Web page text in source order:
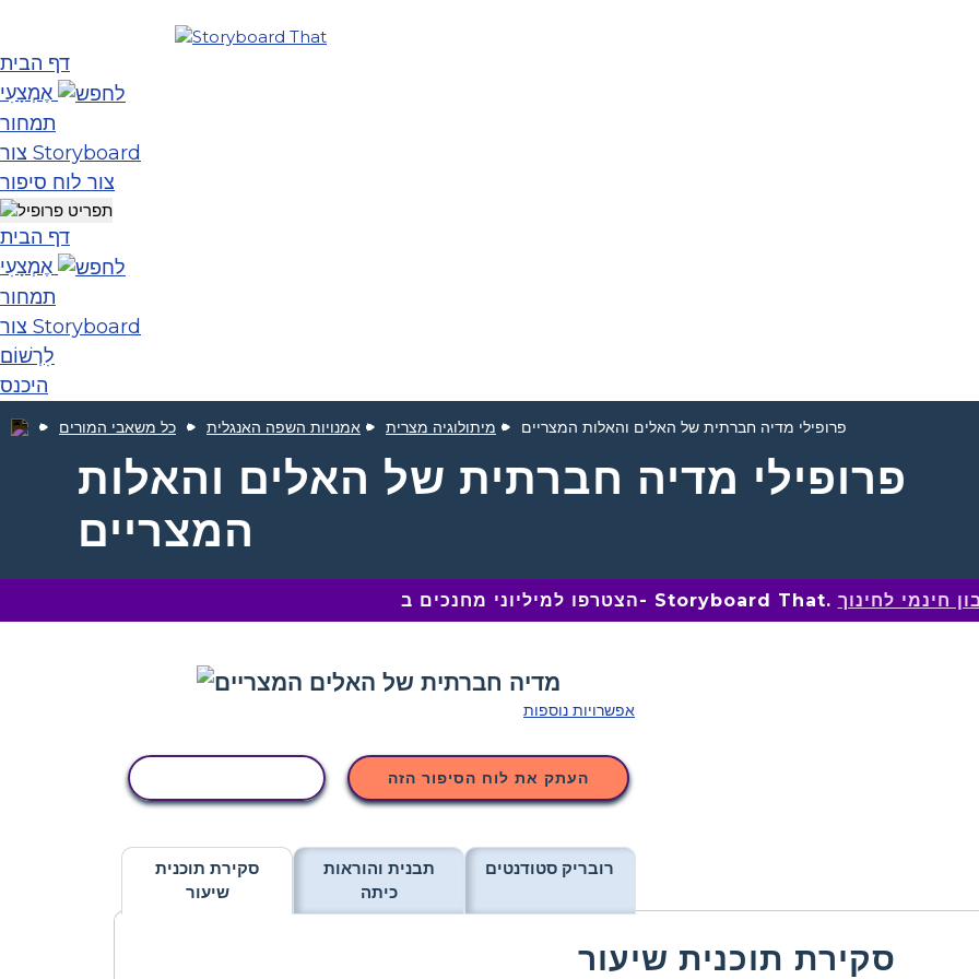
דף הבית
אֶמְצָעִי
תמחור
צור Storyboard
צור לוח סיפור
דף הבית
אֶמְצָעִי
תמחור
צור Storyboard
לִרְשׁוֹם
היכנס
כל משאבי המורים אמנויות השפה האנגלית מיתולוגיה מצרית פרופילי מדיה חברתית של האלים והאלות המצריים
פרופילי מדיה חברתית של האלים והאלות
המצריים
הצטרפו למיליוני מחנכים ב- Storyboard That. חינמי לחינוך
אפשרויות נוספות
העתק את לוח הסיפור הזה
סקירת תוכנית
שיעור
תבנית והוראות
כיתה
רובריק סטודנטים
סקירת תוכנית שיעור